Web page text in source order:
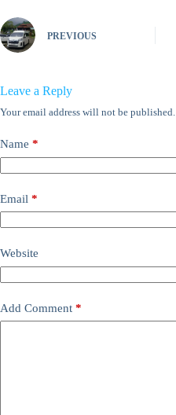
PREVIOUS
Leave a Reply
Your email address will not be published.
Name *
Email *
Website
Add Comment *